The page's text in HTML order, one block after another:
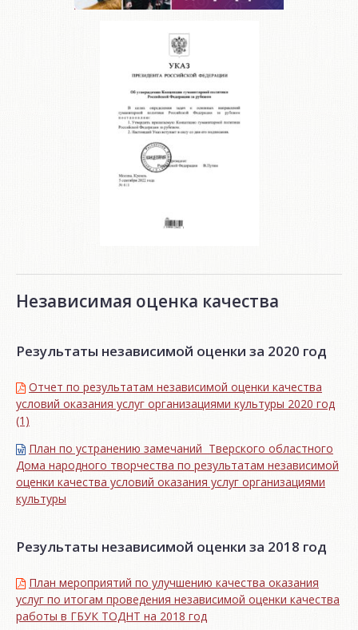
Независимая оценка качества
Результаты независимой оценки за 2020 год
Отчет по результатам независимой оценки качества
условий оказания услуг организациями культуры 2020 год
(1)
План по устранению замечаний Тверского областного
Дома народного творчества по результатам независимой
оценки качества условий оказания услуг организациями
культуры
Результаты независимой оценки за 2018 год
План мероприятий по улучшению качества оказания
услуг по итогам проведения независимой оценки качества
работы в ГБУК ТОДНТ на 2018 год